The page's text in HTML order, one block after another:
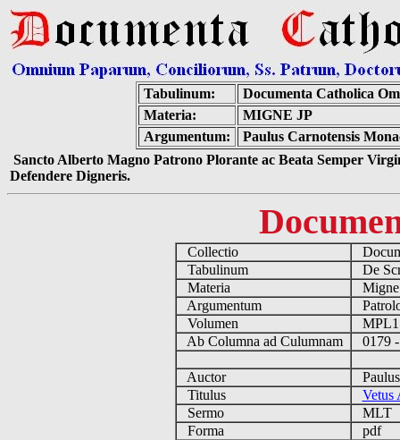
Tabulinum:
Documenta Catholica
Materia:
MIGNE JP
Argumentum:
Paulus Carnotensis
Sancto Alberto Magno Patrono Plorante ac Beata Semper
Defendere Digneris.
Collectio
Tabulinum
De
Materia
Argumentum
Volumen
Ab Columna ad Culumnam
0179
Auctor
Titulus
Vetus
Sermo
MLT
Forma
pdf